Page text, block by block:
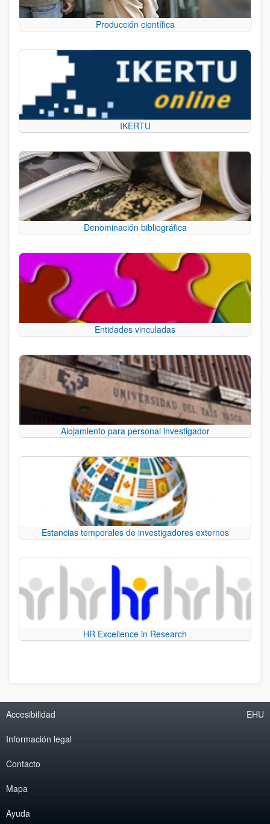
Producción científica
IKERTU
Denominación bibliográfica
Entidades vinculadas
Alojamiento para personal investigador
Estancias temporales de investigadores externos
HR Excellence in Research
Accesibilidad
Información legal
Contacto
Mapa
Ayuda
EHU